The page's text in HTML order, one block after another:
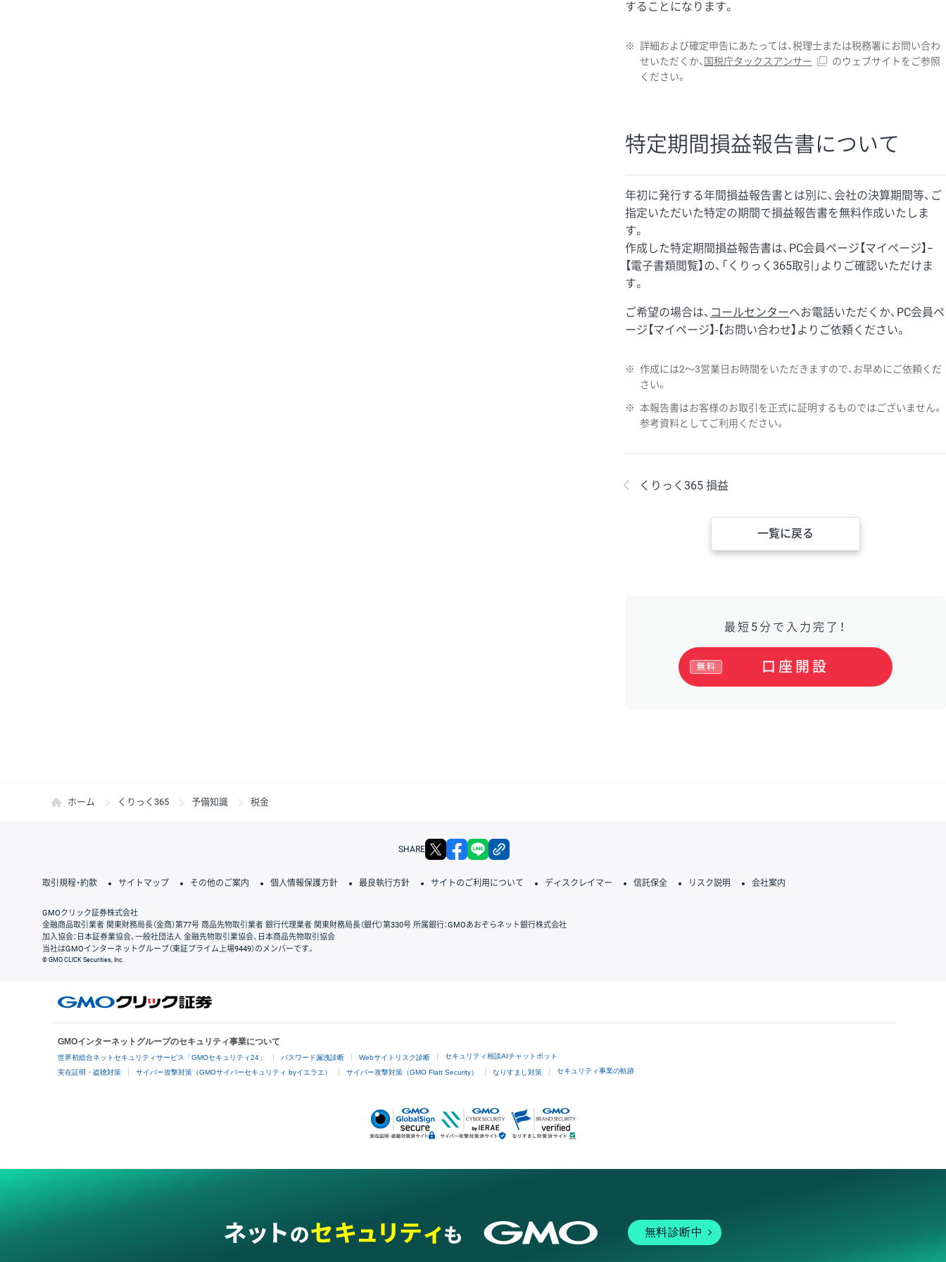
することになります。
※ 詳細および確定申告にあたっては、税理士または税務署にお問い合わ
せいただくか、 国税庁タックスアンサー
のウェブサイトをご参照
ください。
特定期間損益報告書について
年初に発行する年間損益報告書とは別に、会社の決算期間等、ご
指定いただいた特定の期間で損益報告書を無料作成いたしま
す。
作成した特定期間損益報告書は、PC会員ページ【マイページ】−
【電子書類閲覧】の、「くりっく365取引」よりご確認いただけま
す。
ご希望の場合は、 コールセンターへお電話いただくか、PC会員ペ
ージ【マイページ】-【お問い合わせ】よりご依頼ください。
※ 作成には2〜3営業日お時間をいただきますので、お早めにご依頼くだ
さい。
※ 本報告書はお客様のお取引を正式に証明するものではございません。
参考資料としてご利用ください。
くりっく365 損益
一覧に戻る
最短5分で入力完了！
口座開設
無料
ホーム くりっく365 予備知識 税金
SHARE X facebook
取引規程・約款 サイトマップ その他のご案内 個人情報保護方針 最良執行方針 サイトのご利用について ディスクレイマー 信託保全 リスク説明 会社案内
GMOクリック証券株式会社
金融商品取引業者 関東財務局長（金商）第77号 商品先物取引業者 銀行代理業者 関東財務局長（銀代）第330号 所属銀行：GMOあおぞらネット銀行株式会社
加入協会：日本証券業協会、一般社団法人 金融先物取引業協会、日本商品先物取引協会
当社はGMOインターネットグループ（東証プライム上場9449）のメンバーです。
© GMO CLICK Securities, Inc.
GMOインターネットグループのセキュリティ事業について
世界初総合ネットセキュリティサービス「GMOセキュリティ24」 パスワード漏洩診断 Webサイトリスク診断 セキュリティ相談AIチャットボット
実在証明・盗聴対策 サイバー攻撃対策（GMOサイバーセキュリティ byイエラエ） サイバー攻撃対策（GMO Flatt Security） なりすまし対策 セキュリティ事業の軌跡
無料診断中